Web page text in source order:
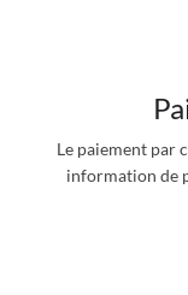
Le paiement par
information de